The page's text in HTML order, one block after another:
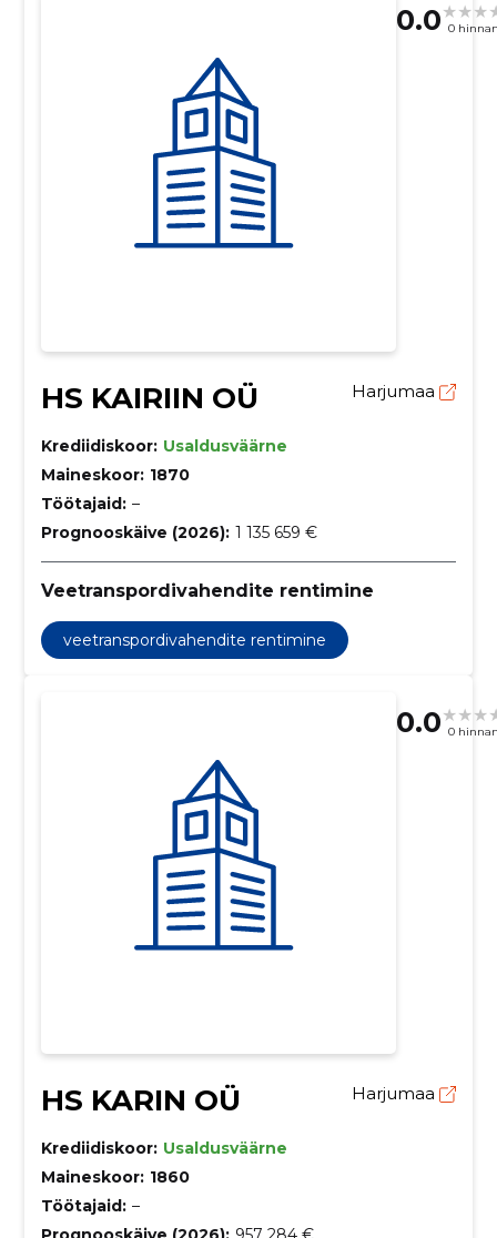
0.0 0
HS KAIRIIN OÜ Harjumaa
Krediidiskoor: Usaldusväärne
Maineskoor: 1870
Töötajaid: –
Prognooskäive (2026): 1 135 659 €
Veetranspordivahendite rentimine
veetranspordivahendite rentimine
0.0 0
HS KARIN OÜ Harjumaa
Krediidiskoor: Usaldusväärne
Maineskoor: 1860
Töötajaid: –